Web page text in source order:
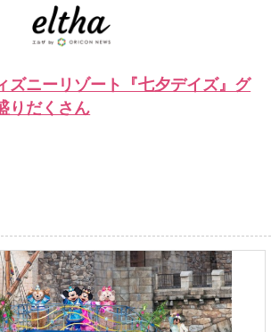
ズニーリゾート『七夕デイズ』グ
りだくさん